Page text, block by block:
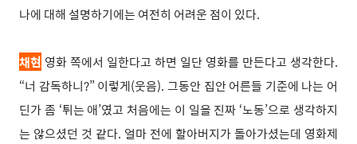
나에 대해 설명하기에는 여전히 어려운 점이 있다.
채현 영화 쪽에서 일한다고 하면 일단 영화를 만든다고 생각한다.
“너 감독하니?” 이렇게(웃음). 그동안 집안 어른들 기준에 나는 어
딘가 좀 ‘튀는 애’였고 처음에는 이 일을 진짜 ‘노동’으로 생각하지
는 않으셨던 것 같다. 얼마 전에 할아버지가 돌아가셨는데 영화제